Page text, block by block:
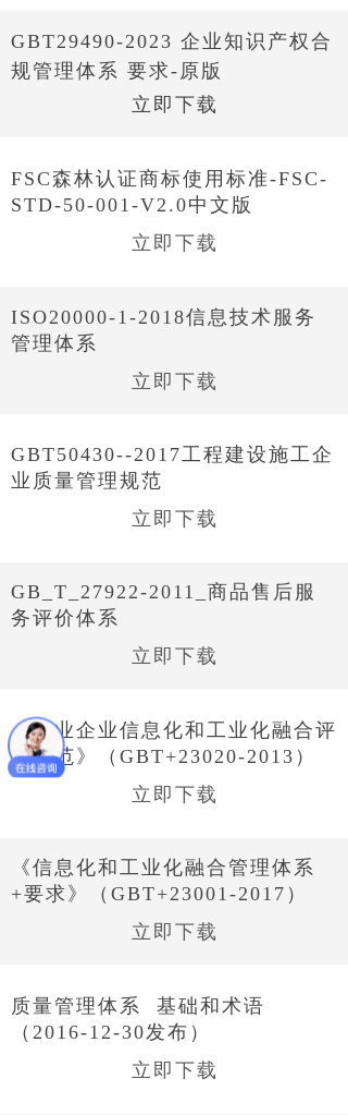
GBT29490-2023 企业知识产权合
规管理体系 要求-原版
立即下载
立即下载
FSC森林认证商标使用标准-FSC-
STD-50-001-V2.0中文版
ISO20000-1-2018信息技术服务
管理体系
立即下载
GBT50430--2017工程建设施工企
业质量管理规范
立即下载
立即下载
GB_T_27922-2011_商品售后服
务评价体系
立即下载
《工业企业信息化和工业化融合评
估规范》（GBT+23020-2013）
立即下载
《信息化和工业化融合管理体系
+要求》（GBT+23001-2017）
质量管理体系 基础和术语
（2016-12-30发布）
立即下载